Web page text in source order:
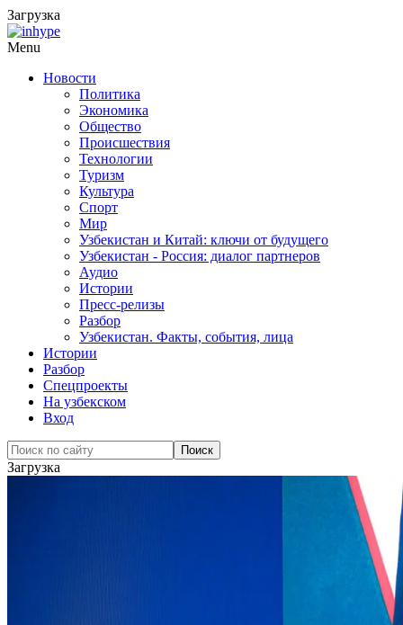
Загрузка
Menu
Новости
Политика
Экономика
Общество
Происшествия
Технологии
Туризм
Культура
Спорт
Мир
Узбекистан и Китай: ключи от будущего
Узбекистан - Россия: диалог партнеров
Аудио
Истории
Пресс-релизы
Разбор
Узбекистан. Факты, события, лица
Истории
Разбор
Спецпроекты
На узбекском
Вход
Загрузка